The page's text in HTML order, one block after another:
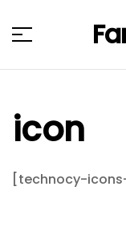
Menu
icon
[technocy-